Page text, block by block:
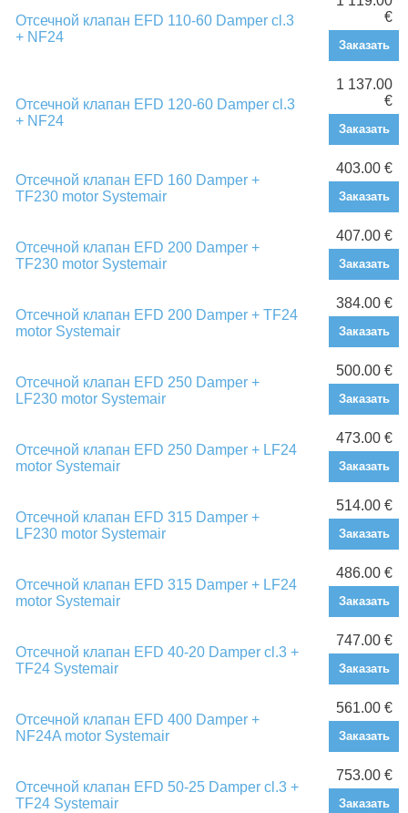
Отсечной клапан EFD 110-60 Damper cl.3
+ NF24
€
Заказать
Отсечной клапан EFD 120-60 Damper cl.3
+ NF24
1 137.00
€
Заказать
Отсечной клапан EFD 160 Damper +
TF230 motor Systemair
403.00 €
Заказать
Отсечной клапан EFD 200 Damper +
TF230 motor Systemair
407.00 €
Заказать
Отсечной клапан EFD 200 Damper + TF24
motor Systemair
384.00 €
Заказать
Отсечной клапан EFD 250 Damper +
LF230 motor Systemair
500.00 €
Заказать
Отсечной клапан EFD 250 Damper + LF24
motor Systemair
473.00 €
Заказать
Отсечной клапан EFD 315 Damper +
LF230 motor Systemair
514.00 €
Заказать
Отсечной клапан EFD 315 Damper + LF24
motor Systemair
486.00 €
Заказать
Отсечной клапан EFD 40-20 Damper cl.3 +
TF24 Systemair
747.00 €
Заказать
Отсечной клапан EFD 400 Damper +
NF24A motor Systemair
561.00 €
Заказать
Отсечной клапан EFD 50-25 Damper cl.3 +
TF24 Systemair
753.00 €
Заказать